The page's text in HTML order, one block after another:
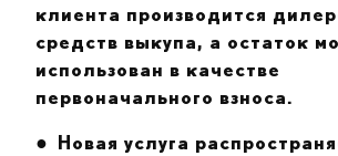
клиента производится
средств выкупа, а остаток
использован в качестве
первоначального взноса.
● Новая услуга